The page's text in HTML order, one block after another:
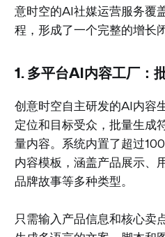
意时空的AI社媒运营服务覆
程，形成了一个完整的增长
1. 多平台AI内容工厂：
创意时空自主研发的AI内容
定位和目标受众，批量生成
量内容。系统内置了超过
内容模板，涵盖产品展示、
品牌故事等多种类型。
只需输入产品信息和核心卖